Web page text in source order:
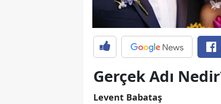
Gerçek Adı
Levent Babataş